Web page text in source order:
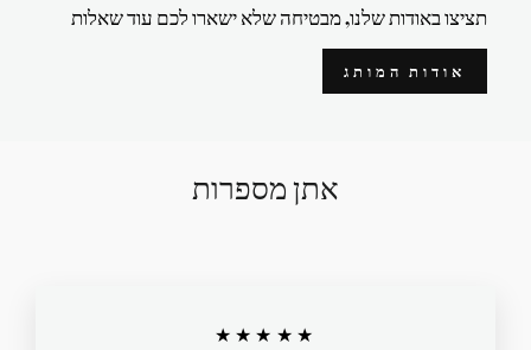
תציצו באודות שלנו, מבטיחה שלא ישארו לכם עוד שאלות
אודות המותג
אתן מספרות
★★★★★